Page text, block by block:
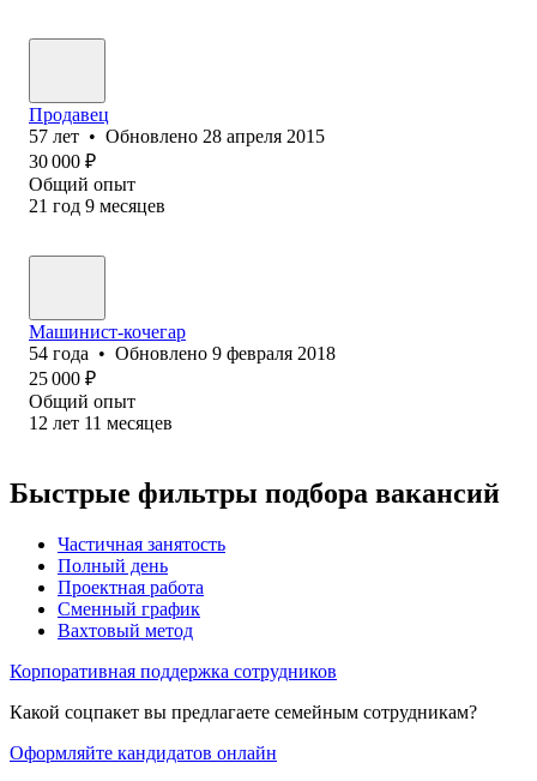
Продавец
57 лет • Обновлено 28 апреля 2015
30 000 ₽
Общий опыт
21 год 9 месяцев
Машинист-кочегар
54 года • Обновлено 9 февраля 2018
25 000 ₽
Общий опыт
12 лет 11 месяцев
Быстрые фильтры подбора вакансий
Частичная занятость
Полный день
Проектная работа
Сменный график
Вахтовый метод
Корпоративная поддержка сотрудников
Какой соцпакет вы предлагаете семейным сотрудникам?
Оформляйте кандидатов онлайн